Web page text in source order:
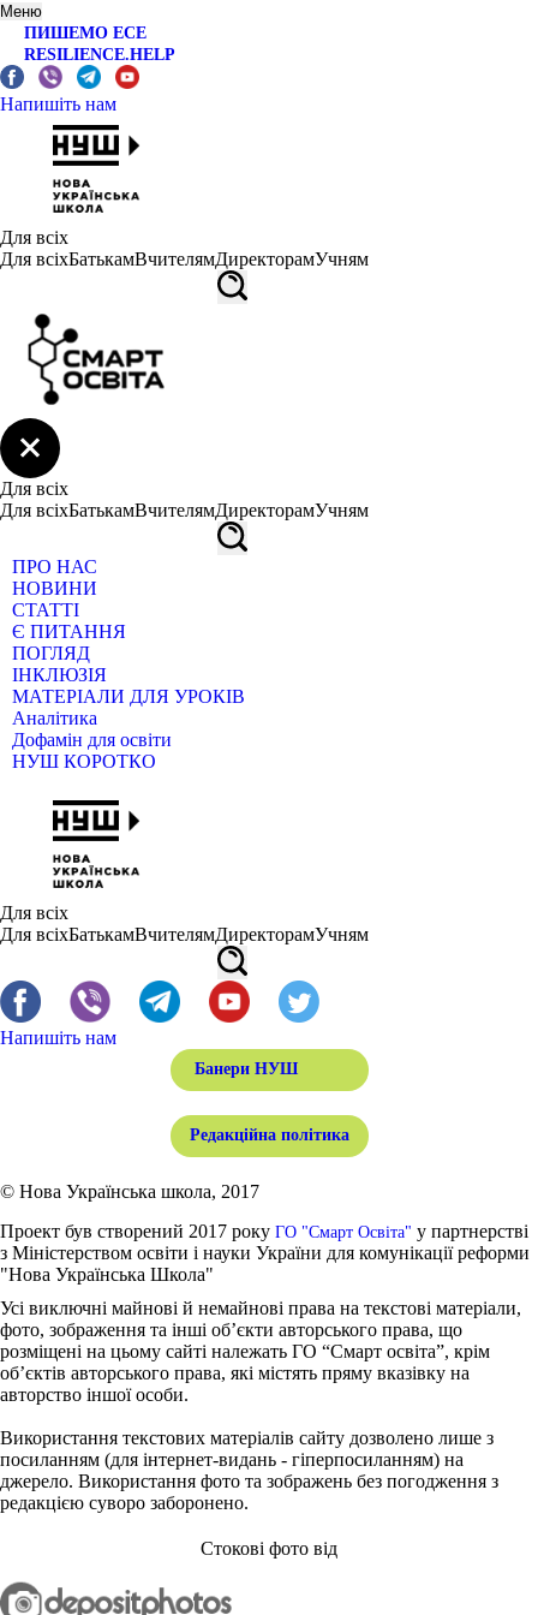
Меню
ПИШЕМО ЕСЕ
RESILIENCE.HELP
Напишіть нам
Для всіх
Для всіхБатькамВчителямДиректорамУчням
Для всіх
Для всіхБатькамВчителямДиректорамУчням
ПРО НАС
НОВИНИ
СТАТТІ
Є ПИТАННЯ
ПОГЛЯД
ІНКЛЮЗІЯ
МАТЕРІАЛИ ДЛЯ УРОКІВ
Аналітика
Дофамін для освіти
НУШ КОРОТКО
Для всіх
Для всіхБатькамВчителямДиректорамУчням
Напишіть нам
Банери НУШ
Редакційна політика
© Нова Українська школа, 2017
Проект був створений 2017 року ГО "Смарт Освіта" у партнерстві
з Міністерством освіти і науки України для комунікації реформи
"Нова Українська Школа"
Усі виключні майнові й немайнові права на текстові матеріали,
фото, зображення та інші об’єкти авторського права, що
розміщені на цьому сайті належать ГО “Смарт освіта”, крім
об’єктів авторського права, які містять пряму вказівку на
авторство іншої особи.
Використання текстових матеріалів сайту дозволено лише з
посиланням (для інтернет-видань - гіперпосиланням) на
джерело. Використання фото та зображень без погодження з
редакцією суворо заборонено.
Стокові фото від